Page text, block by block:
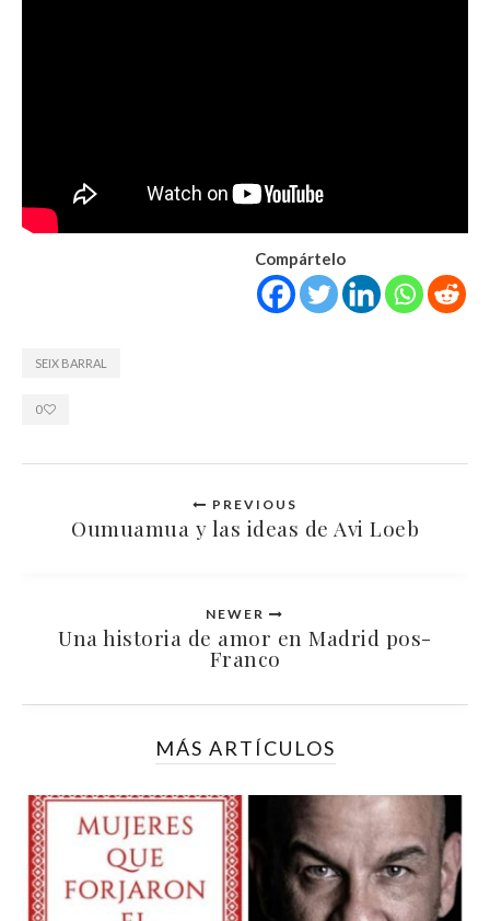
Compártelo
SEIX BARRAL
0
PREVIOUS
Oumuamua y las ideas de Avi Loeb
NEWER
Una historia de amor en Madrid pos-
Franco
MÁS ARTÍCULOS